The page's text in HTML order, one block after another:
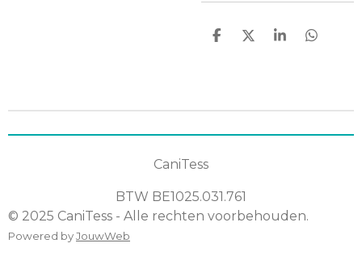
D
D
S
D
CaniTess
BTW BE1025.031.761
© 2025 CaniTess - Alle rechten voorbehouden.
Powered byJouwWeb